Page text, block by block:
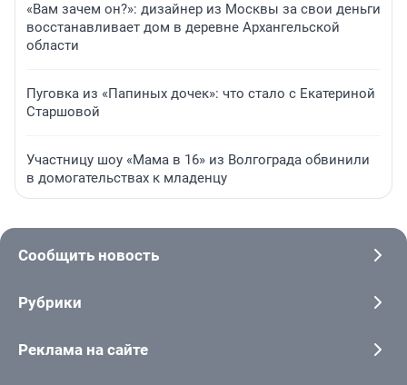
«Вам зачем он?»: дизайнер из Москвы за свои деньги
восстанавливает дом в деревне Архангельской
области
Пуговка из «Папиных дочек»: что стало с Екатериной
Старшовой
Участницу шоу «Мама в 16» из Волгограда обвинили
в домогательствах к младенцу
Сообщить новость
Рубрики
Реклама на сайте